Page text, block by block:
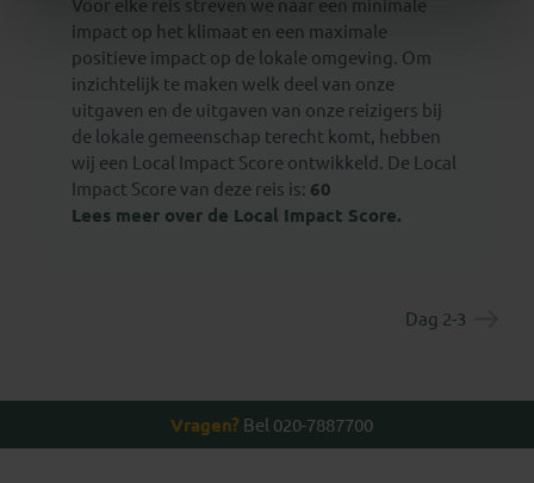
Voor elke reis streven we naar een minimale
impact op het klimaat en een maximale
positieve impact op de lokale omgeving. Om
inzichtelijk te maken welk deel van onze
uitgaven en de uitgaven van onze reizigers bij
de lokale gemeenschap terecht komt, hebben
wij een Local Impact Score ontwikkeld. De Local
Impact Score van deze reis is: 60
Lees meer over de Local Impact Score.
Dag 2-3
Vragen? Bel 020-7887700